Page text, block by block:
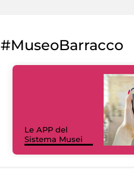
#MuseoBarracco
Le APP del
Sistema Musei